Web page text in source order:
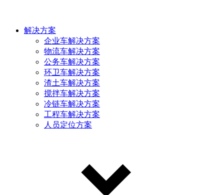
解决方案
企业车解决方案
物流车解决方案
公务车解决方案
环卫车解决方案
渣土车解决方案
搅拌车解决方案
冷链车解决方案
工程车解决方案
人员定位方案